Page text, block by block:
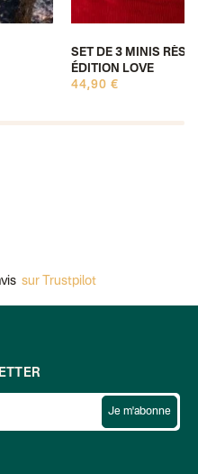
SET DE 3 MINIS
ÉDITION LOVE
44,90 €
sur Trustpilot
Je m'abonne